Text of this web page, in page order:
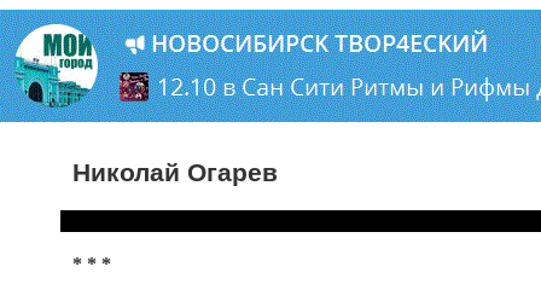
Николай Огарев
* * *